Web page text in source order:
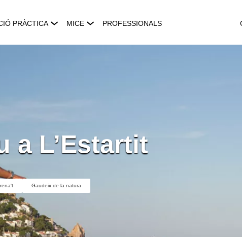
PRÀCTICA MICE PROFESSIONALS
a L’Estartit
Gaudeix de la natura